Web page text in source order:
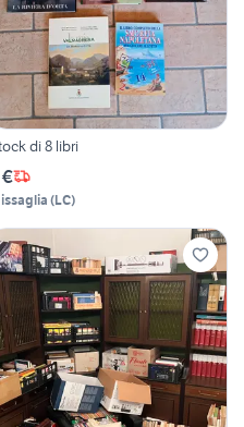
di 8 libri
(LC)